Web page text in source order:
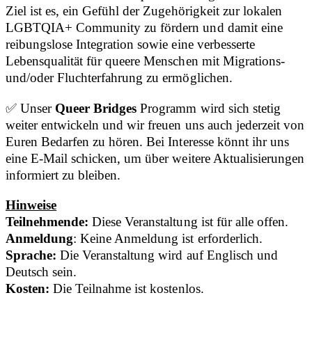
Ziel ist es, ein Gefühl der Zugehörigkeit zur lokalen
LGBTQIA+ Community zu fördern und damit eine
reibungslose Integration sowie eine verbesserte
Lebensqualität für queere Menschen mit Migrations-
und/oder Fluchterfahrung zu ermöglichen.
✅ Unser Queer Bridges Programm wird sich stetig
weiter entwickeln und wir freuen uns auch jederzeit von
Euren Bedarfen zu hören. Bei Interesse könnt ihr uns
eine E-Mail schicken, um über weitere Aktualisierungen
informiert zu bleiben.
Hinweise
Teilnehmende: Diese Veranstaltung ist für alle offen.
Anmeldung: Keine Anmeldung ist erforderlich.
Sprache: Die Veranstaltung wird auf Englisch und
Deutsch sein.
Kosten: Die Teilnahme ist kostenlos.